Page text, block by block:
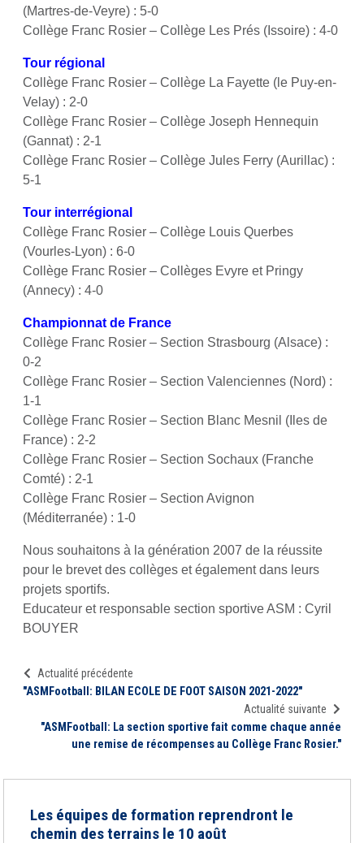
(Martres-de-Veyre) : 5-0
Collège Franc Rosier – Collège Les Prés (Issoire) : 4-0
Tour régional
Collège Franc Rosier – Collège La Fayette (le Puy-en-
Velay) : 2-0
Collège Franc Rosier – Collège Joseph Hennequin
(Gannat) : 2-1
Collège Franc Rosier – Collège Jules Ferry (Aurillac) :
5-1
Tour interrégional
Collège Franc Rosier – Collège Louis Querbes
(Vourles-Lyon) : 6-0
Collège Franc Rosier – Collèges Evyre et Pringy
(Annecy) : 4-0
Championnat de France
Collège Franc Rosier – Section Strasbourg (Alsace) :
0-2
Collège Franc Rosier – Section Valenciennes (Nord) :
1-1
Collège Franc Rosier – Section Blanc Mesnil (Iles de
France) : 2-2
Collège Franc Rosier – Section Sochaux (Franche
Comté) : 2-1
Collège Franc Rosier – Section Avignon
(Méditerranée) : 1-0
Nous souhaitons à la génération 2007 de la réussite
pour le brevet des collèges et également dans leurs
projets sportifs.
Educateur et responsable section sportive ASM : Cyril
BOUYER
Actualité précédente
"ASMFootball: BILAN ECOLE DE FOOT SAISON 2021-2022"
Actualité suivante
"ASMFootball: La section sportive fait comme chaque année
une remise de récompenses au Collège Franc Rosier."
Les équipes de formation reprendront le
chemin des terrains le 10 août